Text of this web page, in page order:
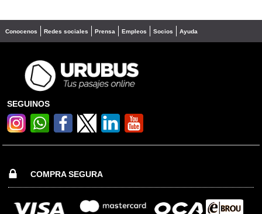
Conocenos Redes sociales Prensa Empleos Socios Ayuda
SEGUINOS
COMPRA SEGURA